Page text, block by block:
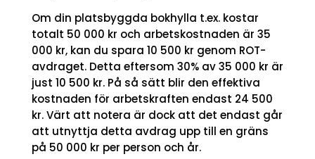
Om din platsbyggda bokhylla t.ex. kostar
totalt 50 000 kr och arbetskostnaden är 35
000 kr, kan du spara 10 500 kr genom ROT-
avdraget. Detta eftersom 30% av 35 000 kr är
just 10 500 kr. På så sätt blir den effektiva
kostnaden för arbetskraften endast 24 500
kr. Värt att notera är dock att det endast går
att utnyttja detta avdrag upp till en gräns
på 50 000 kr per person och år.